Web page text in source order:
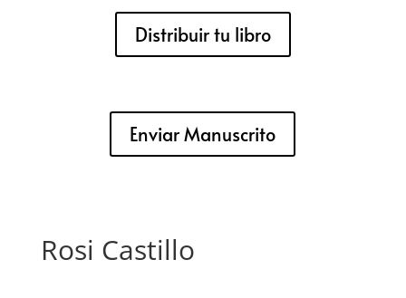
Distribuir tu libro
Enviar Manuscrito
Rosi Castillo